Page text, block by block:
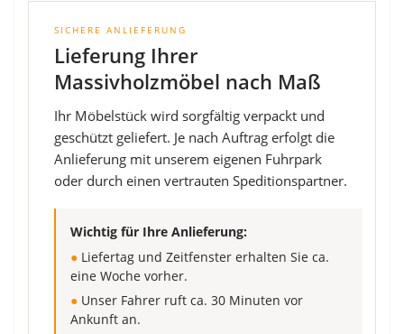
SICHERE ANLIEFERUNG
Lieferung Ihrer
Massivholzmöbel nach Maß
Ihr Möbelstück wird sorgfältig verpackt und
geschützt geliefert. Je nach Auftrag erfolgt die
Anlieferung mit unserem eigenen Fuhrpark
oder durch einen vertrauten Speditionspartner.
Wichtig für Ihre Anlieferung:
● Liefertag und Zeitfenster erhalten Sie ca.
eine Woche vorher.
● Unser Fahrer ruft ca. 30 Minuten vor
Ankunft an.